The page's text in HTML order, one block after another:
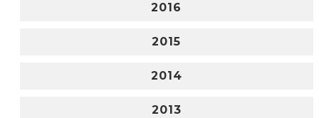
2016
2015
2014
2013